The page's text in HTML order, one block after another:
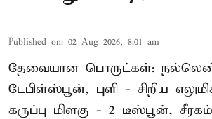
Published on: 02 Aug 2026, 8:01 am
தேவையான பொருட்கள்:
டேபிள்ஸ்பூன், புளி - சிறிய
கருப்பு மிளகு - 2 டீஸ்பூன்,